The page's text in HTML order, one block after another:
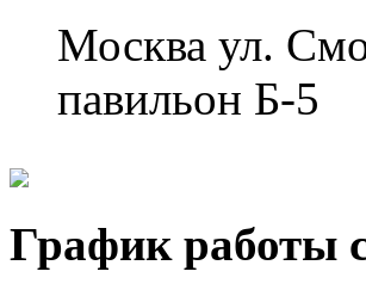
Москва ул.
павильон Б-5
График работы